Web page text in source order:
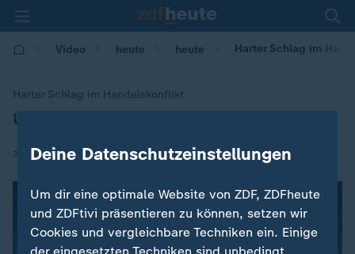
Video heute heute Harter Schlag im
Harter Schlag im Handelskonflikt
:USA verhängen neue Zölle gegen China
18.09.2018 | 15:20
Deine Datenschutzeinstellungen
Um dir eine optimale Website von ZDF, ZDFheute
und ZDFtivi präsentieren zu können, setzen wir
Cookies und vergleichbare Techniken ein. Einige